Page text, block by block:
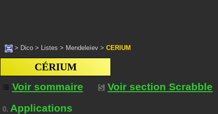
> Dico > Listes > Mendeleïev > CERIUM
CÉRIUM
Voir sommaire
Voir section Scrabble
0. Applications